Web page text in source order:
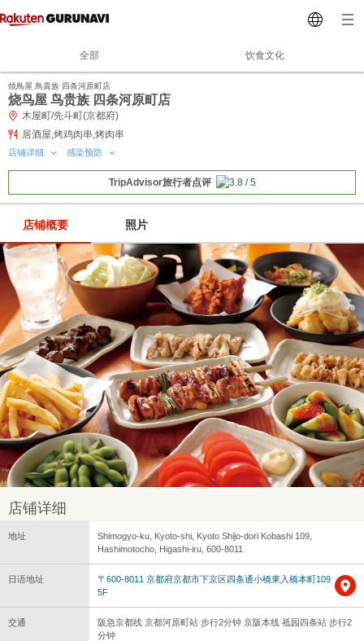
全部 饮食文化
焼鳥屋 鳥貴族 四条河原町店
烧鸟屋 鸟贵族 四条河原町店
木屋町/先斗町(京都府)
居酒屋,烤鸡肉串,烤肉串
店铺详细 感染预防
TripAdvisor旅行者点评
店铺概要 照片
店铺详细
地址
Shimogyo-ku, Kyoto-shi, Kyoto Shijo-dori Kobashi 109,
Hashimotocho, Higashi-iru, 600-8011
日语地址
〒600-8011 京都府京都市下京区四条通小橋東入橋本町109
5F
交通
阪急京都线 京都河原町站 步行2分钟 京阪本线 祗园四条站 步行2
分钟